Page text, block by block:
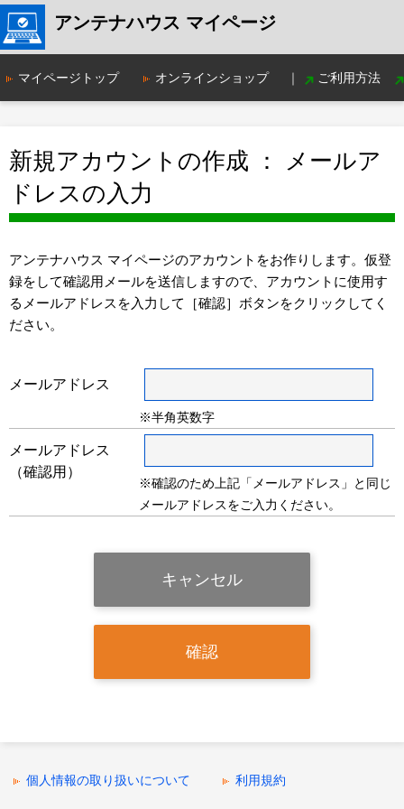
アンテナハウス マイページ
マイページトップ オンラインショップ ｜ ご利用方法
新規アカウントの作成 ： メールア
ドレスの入力
アンテナハウス マイページのアカウントをお作りします。仮登
録をして確認用メールを送信しますので、アカウントに使用す
るメールアドレスを入力して［確認］ボタンをクリックしてく
ださい。
メールアドレス
※半角英数字
メールアドレス
（確認用）
※確認のため上記「メールアドレス」と同じ
メールアドレスをご入力ください。
個人情報の取り扱いについて 利用規約